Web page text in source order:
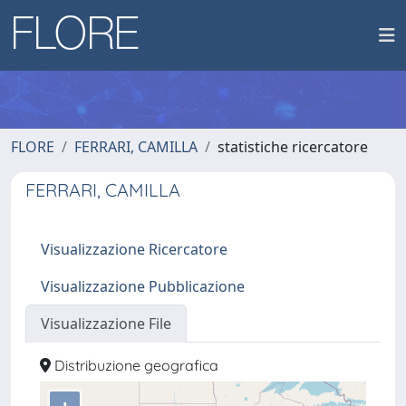
FLORE FERRARI, CAMILLA statistiche ricercatore
FERRARI, CAMILLA
Visualizzazione Ricercatore
Visualizzazione Pubblicazione
Visualizzazione File
Distribuzione geografica